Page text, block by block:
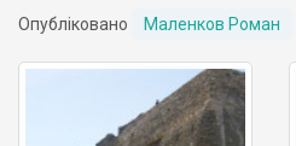
Опубліковано Маленков Роман